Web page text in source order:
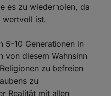
es zu wiederholen, da
wertvoll ist.
5-10 Generationen in
von diesem Wahnsinn
zu befreien
zu
Realität mit allen